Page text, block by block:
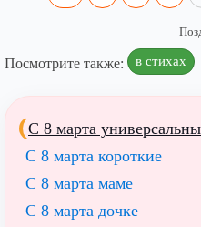
Посмотрите также: в стихах
С 8 марта
С 8 марта короткие
С 8 марта маме
С 8 марта дочке